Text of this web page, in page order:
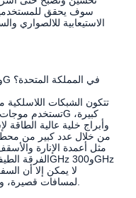
الاستيعابية للالصواري
ما هو 5G واي فاي ومدى سرعة شبكة 5G في المملكة المتحدة؟
تتكون الشبكات اللاسلكية
وأبراج خلية عالية
مثل أعمدة الإنارة